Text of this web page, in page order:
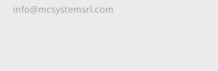
info@mcsystemsrl.com